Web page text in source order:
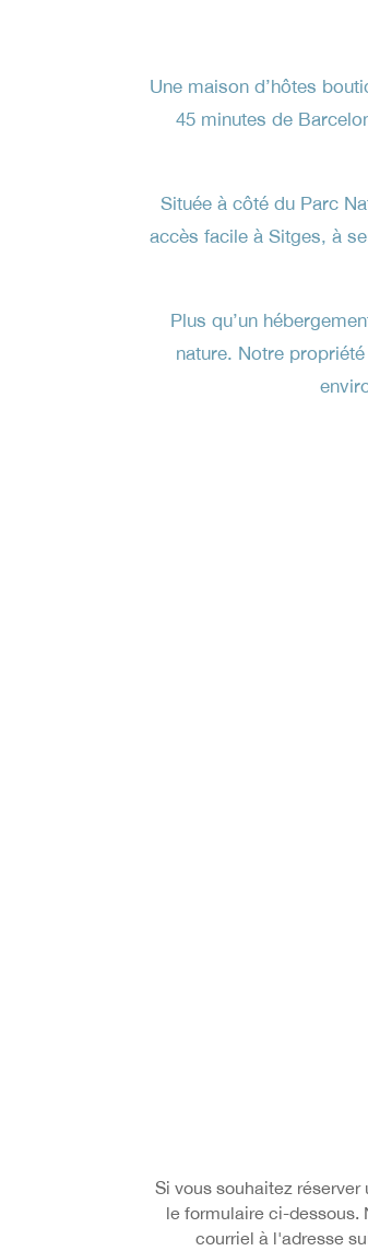
Une maison d’hôtes
45 minutes de
Située à côté du Parc
accès facile à Sitges, à
Plus qu’un
nature. Notre
Si vous souhaitez
le formulaire ci-dessous.
courriel à l'adresse